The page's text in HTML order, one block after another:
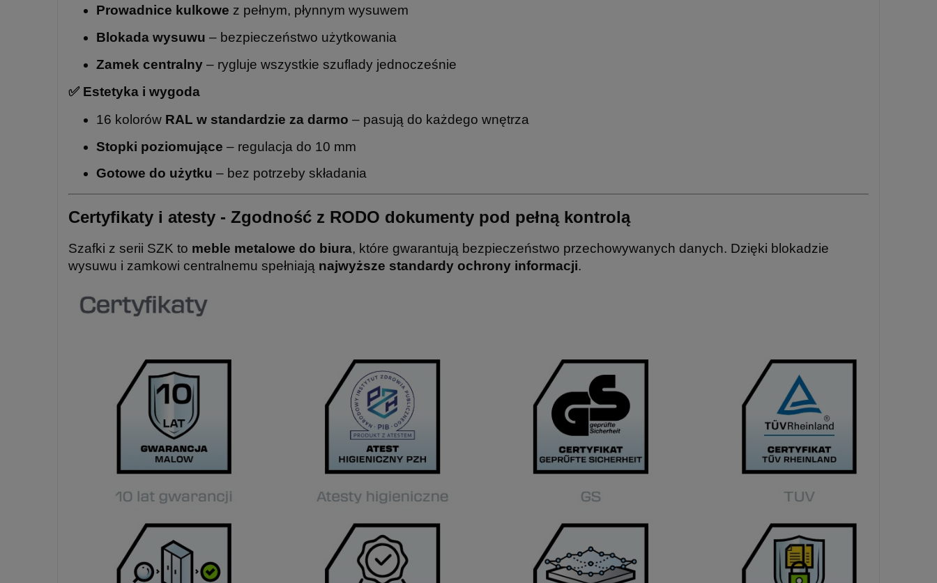
Prowadnice kulkowe z pełnym, płynnym wysuwem
Blokada wysuwu – bezpieczeństwo użytkowania
Zamek centralny – rygluje wszystkie szuflady jednocześnie
✅ Estetyka i wygoda
16 kolorów RAL w standardzie za darmo – pasują do każdego wnętrza
Stopki poziomujące – regulacja do 10 mm
Gotowe do użytku – bez potrzeby składania
Certyfikaty i atesty - Zgodność z RODO dokumenty pod pełną kontrolą
Szafki z serii SZK to meble metalowe do biura, które gwarantują bezpieczeństwo przechowywanych danych. Dzięki blokadzie
wysuwu i zamkowi centralnemu spełniają najwyższe standardy ochrony informacji.